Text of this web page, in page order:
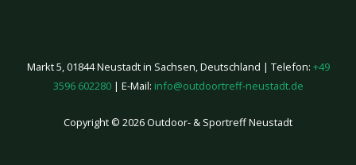
Markt 5, 01844 Neustadt in Sachsen, Deutschland | Telefon: +49
3596 602280| E-Mail: info@outdoortreff-neustadt.de
Copyright © 2026 Outdoor- & Sportreff Neustadt